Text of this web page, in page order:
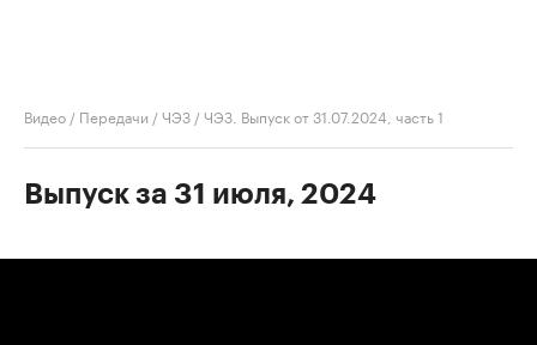
Видео / Передачи /ЧЭЗ /ЧЭЗ. Выпуск от 31.07.2024, часть 1
Выпуск за 31 июля, 2024